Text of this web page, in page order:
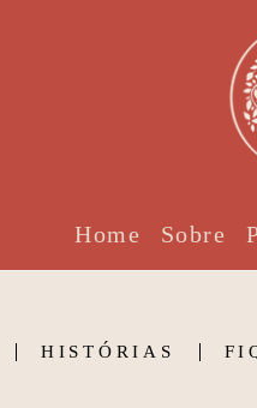
Home Sobre
HISTÓRIAS